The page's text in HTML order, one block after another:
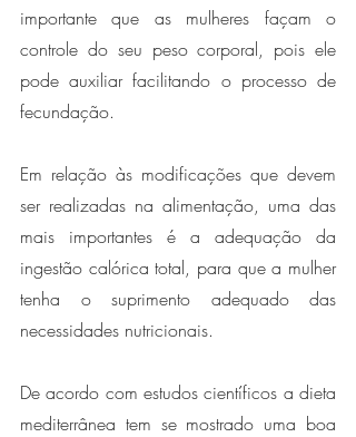
importante que as mulheres façam o
controle do seu peso corporal, pois ele
pode auxiliar facilitando o processo de
fecundação.
Em relação às modificações que devem
ser realizadas na alimentação, uma das
mais importantes é a adequação da
ingestão calórica total, para que a mulher
tenha o suprimento adequado das
necessidades nutricionais.
De acordo com estudos científicos a dieta
mediterrânea tem se mostrado uma boa